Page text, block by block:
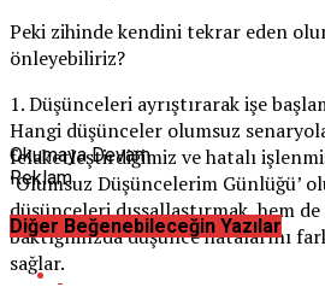
Peki zihinde kendini tekrar eden
önleyebiliriz?
1. Düşünceleri ayrıştırarak işe
Hangi düşünceler olumsuz
felaketleştirdiğimiz ve hatalı
‘Olumsuz Düşüncelerim Günlüğü’
düşünceleri dışsallaştırmak, hem
baktığımızda düşünce hatalarını
sağlar.
Okumaya Devam
Reklam
Diğer Beğenebileceğin Yazılar